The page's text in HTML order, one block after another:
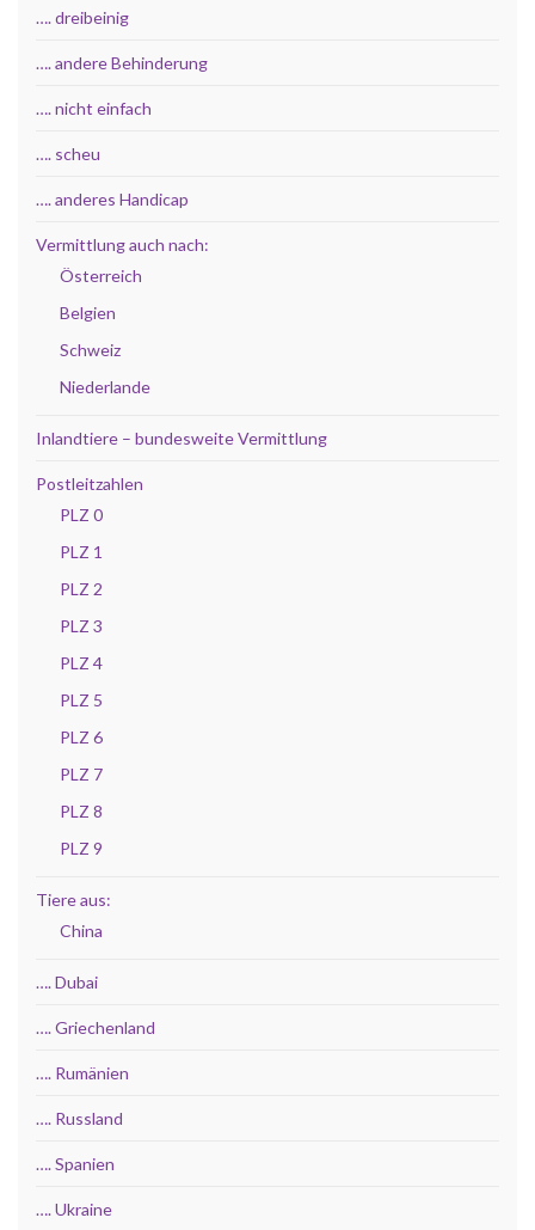
…. dreibeinig
…. andere Behinderung
…. nicht einfach
…. scheu
…. anderes Handicap
Vermittlung auch nach:
Österreich
Belgien
Schweiz
Niederlande
Inlandtiere – bundesweite Vermittlung
Postleitzahlen
PLZ 0
PLZ 1
PLZ 2
PLZ 3
PLZ 4
PLZ 5
PLZ 6
PLZ 7
PLZ 8
PLZ 9
Tiere aus:
China
…. Dubai
…. Griechenland
…. Rumänien
…. Russland
…. Spanien
…. Ukraine